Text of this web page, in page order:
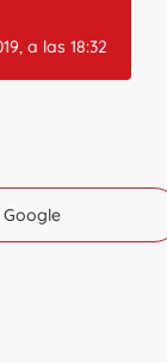
a las 18:32